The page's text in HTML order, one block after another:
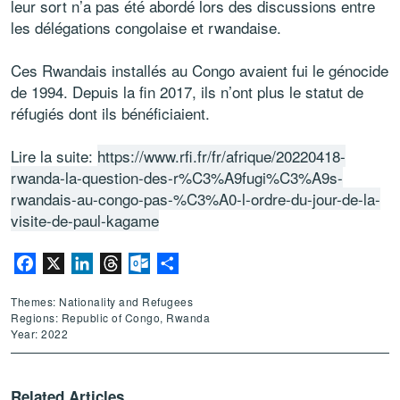
leur sort n’a pas été abordé lors des discussions entre
les délégations congolaise et rwandaise.
Ces Rwandais installés au Congo avaient fui le génocide
de 1994. Depuis la fin 2017, ils n’ont plus le statut de
réfugiés dont ils bénéficiaient.
Lire la suite: https://www.rfi.fr/fr/afrique/20220418-
rwanda-la-question-des-r%C3%A9fugi%C3%A9s-
rwandais-au-congo-pas-%C3%A0-l-ordre-du-jour-de-la-
visite-de-paul-kagame
Facebook LinkedInThreadsOutlook.com
Themes: Nationality and Refugees
Regions: Republic of Congo, Rwanda
Year: 2022